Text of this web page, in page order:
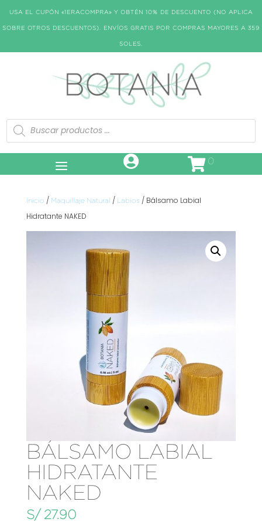
USA EL CUPÓN «1ERACOMPRA» Y OBTÉN 10% DE DESCUENTO (NO APLICA
SOBRE OTROS DESCUENTOS). ENVÍOS GRATIS POR COMPRAS MAYORES A 359
SOLES.
Búsqueda
de
productos
0
Inicio / Maquillaje Natural / Labios / Bálsamo Labial
Hidratante NAKED
BÁLSAMO LABIAL
HIDRATANTE
NAKED
S/27.90